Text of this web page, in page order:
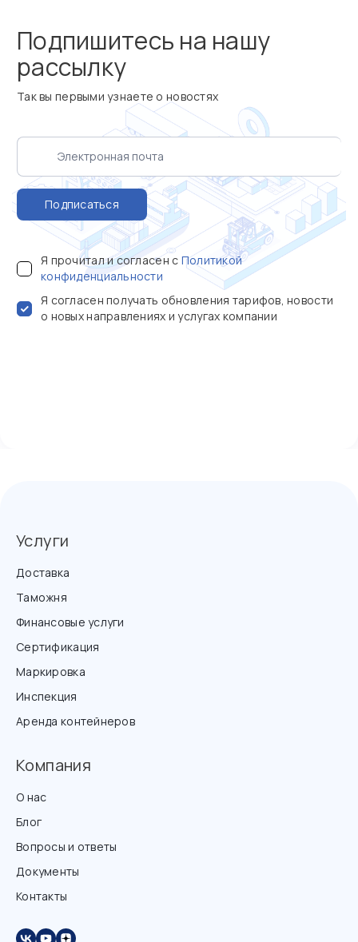
Подпишитесь на нашу
рассылку
Так вы первыми узнаете о новостях
Подписаться
Я прочитал и согласен с Политикой
конфиденциальности
Я согласен получать обновления тарифов, новости
о новых направлениях и услугах компании
Услуги
Доставка
Таможня
Финансовые услуги
Сертификация
Маркировка
Инспекция
Аренда контейнеров
Компания
О нас
Блог
Вопросы и ответы
Документы
Контакты